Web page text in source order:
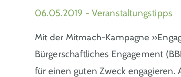
06.05.2019 - Veranstaltungstipps
Mit der Mitmach-Kampagne
Bürgerschaftliches Engagement
für einen guten Zweck